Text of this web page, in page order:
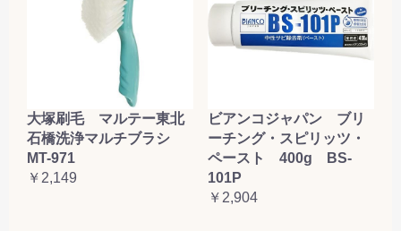
大塚刷毛 マルテー東北
石橋洗浄マルチブラシ
MT-971
￥2,149
ビアンコジャパン ブリ
ーチング・スピリッツ・
ペースト 400g BS-
101P
￥2,904